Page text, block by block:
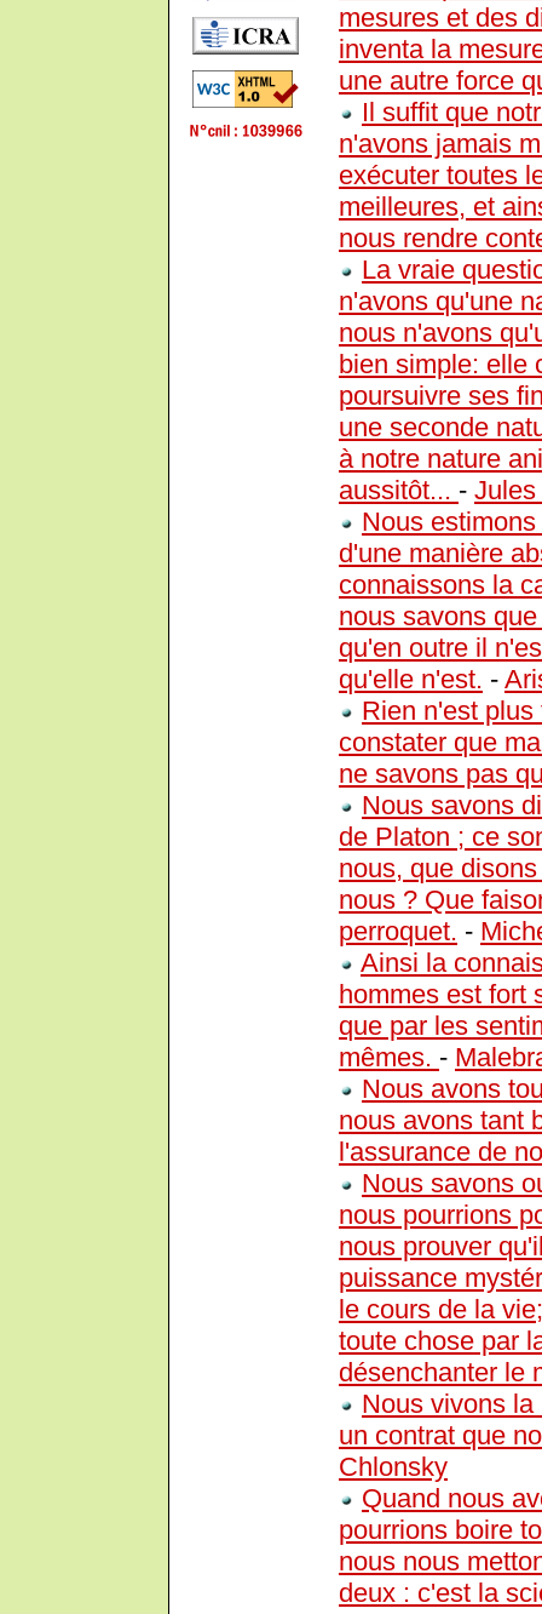
mesures et des
inventa la
une autre force
Il suffit que
n'avons jamais
exécuter toutes
meilleures, et
nous rendre
La vraie
n'avons qu'une
nous n'avons
bien simple: elle
poursuivre ses
une seconde
à notre nature
aussitôt... -
Nous
d'une manière
connaissons la
nous savons
qu'en outre il
qu'elle n'est. -
Rien n'est
constater que
ne savons pas
Nous savons
de Platon ; ce
nous, que
nous ? Que
perroquet. -
Ainsi la
hommes est fort
que par les
mêmes. -
Nous avons
nous avons tant
l'assurance de
Nous savons
nous pourrions
nous prouver
puissance
le cours de la
toute chose par
désenchanter le
Nous vivons
un contrat que
Chlonsky
Quand nous
pourrions boire
nous nous
deux : c'est la